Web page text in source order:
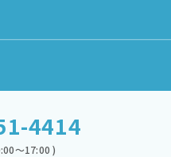
4414
～17:00 )